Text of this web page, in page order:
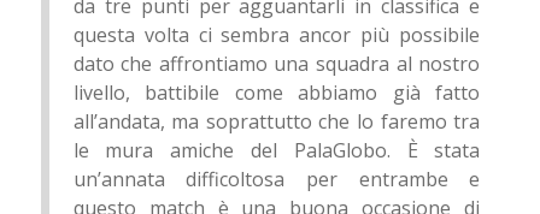
da tre punti per agguantarli in classifica e
questa volta ci sembra ancor più possibile
dato che affrontiamo una squadra al nostro
livello, battibile come abbiamo già fatto
all’andata, ma soprattutto che lo faremo tra
le mura amiche del PalaGlobo. È stata
un’annata difficoltosa per entrambe e
questo match è una buona occasione di